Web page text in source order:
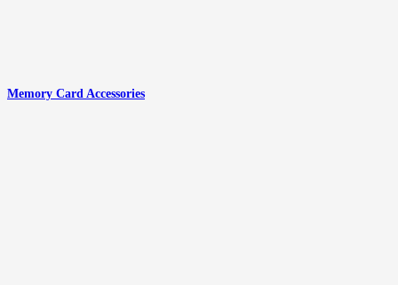
Memory Card Accessories